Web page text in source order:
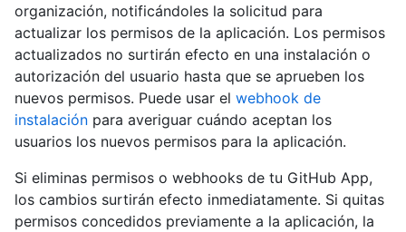
organización, notificándoles la solicitud para
actualizar los permisos de la aplicación. Los permisos
actualizados no surtirán efecto en una instalación o
autorización del usuario hasta que se aprueben los
nuevos permisos. Puede usar el webhook de
instalación para averiguar cuándo aceptan los
usuarios los nuevos permisos para la aplicación.
Si eliminas permisos o webhooks de tu GitHub App,
los cambios surtirán efecto inmediatamente. Si quitas
permisos concedidos previamente a la aplicación, la